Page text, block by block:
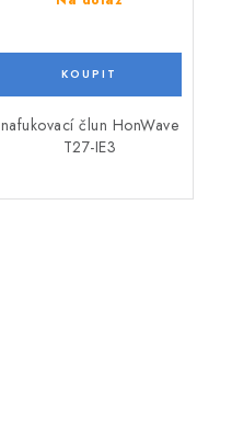
nafukovací člun HonWave
T27-IE3